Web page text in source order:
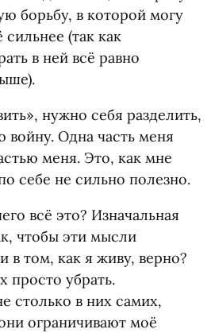
борьбу, в которой могу
сильнее (так как
в ней всё равно
нужно себя разделить,
войну. Одна часть меня
меня. Это, как мне
себе не сильно полезно.
всё это? Изначальная
чтобы эти мысли
том, как я живу, верно?
просто убрать.
столько в них самих,
ограничивают моё